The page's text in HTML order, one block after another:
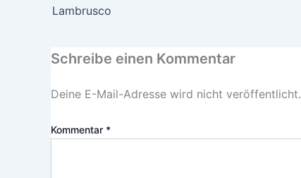
Lambrusco
Schreibe einen Kommentar
Deine E-Mail-Adresse wird nicht veröffentlicht.
Kommentar *